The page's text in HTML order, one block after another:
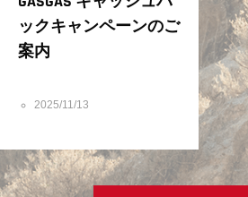
ックキャンペーンのご
案内
2025/11/13